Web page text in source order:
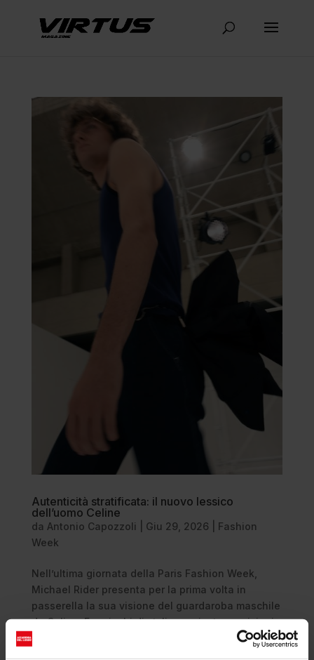
Autenticità stratificata: il nuovo lessico
dell’uomo Celine
da Antonio Capozzoli Giu 29, 2026
Fashion
Week
Nell’ultima giornata della Paris Fashion Week,
Michael Rider presenta per la prima volta in
passerella la sua visione del guardaroba maschile
da Celine. Fra giochi di styling e giustapposizioni
di silhouette contrastanti ma sempre bilanciate, la